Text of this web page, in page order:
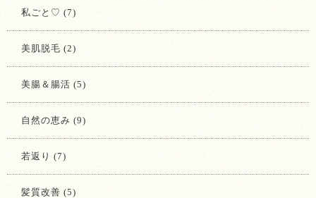
私ごと♡ (7)
美肌脱毛 (2)
美腸＆腸活 (5)
自然の恵み (9)
若返り (7)
髪質改善 (5)